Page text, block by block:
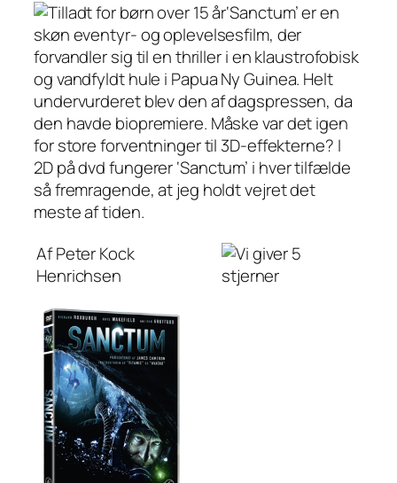
‘Sanctum’ er en
skøn eventyr- og oplevelsesfilm, der
forvandler sig til en thriller i en klaustrofobisk
og vandfyldt hule i Papua Ny Guinea. Helt
undervurderet blev den af dagspressen, da
den havde biopremiere. Måske var det igen
for store forventninger til 3D-effekterne? I
2D på dvd fungerer ‘Sanctum’ i hver tilfælde
så fremragende, at jeg holdt vejret det
meste af tiden.
Af Peter Kock
Henrichsen